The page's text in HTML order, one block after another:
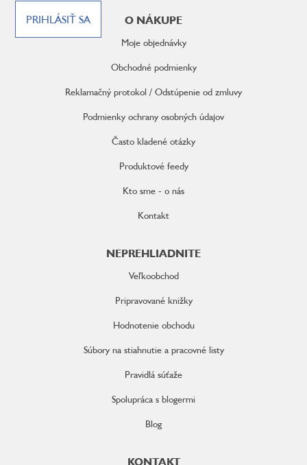
PRIHLÁSIŤ SA O NÁKUPE
Moje objednávky
Obchodné podmienky
Reklamačný protokol / Odstúpenie od zmluvy
Podmienky ochrany osobných údajov
Často kladené otázky
Produktové feedy
Kto sme - o nás
Kontakt
NEPREHLIADNITE
Veľkoobchod
Pripravované knižky
Hodnotenie obchodu
Súbory na stiahnutie a pracovné listy
Pravidlá súťaže
Spolupráca s blogermi
Blog
KONTAKT